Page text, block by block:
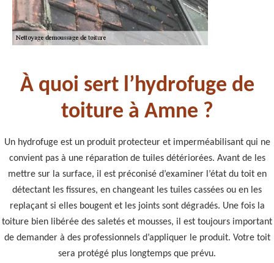
À quoi sert l’hydrofuge de
toiture à Amne ?
Un hydrofuge est un produit protecteur et imperméabilisant qui ne
convient pas à une réparation de tuiles détériorées. Avant de les
mettre sur la surface, il est préconisé d’examiner l’état du toit en
détectant les fissures, en changeant les tuiles cassées ou en les
replaçant si elles bougent et les joints sont dégradés. Une fois la
toiture bien libérée des saletés et mousses, il est toujours important
de demander à des professionnels d’appliquer le produit. Votre toit
sera protégé plus longtemps que prévu.